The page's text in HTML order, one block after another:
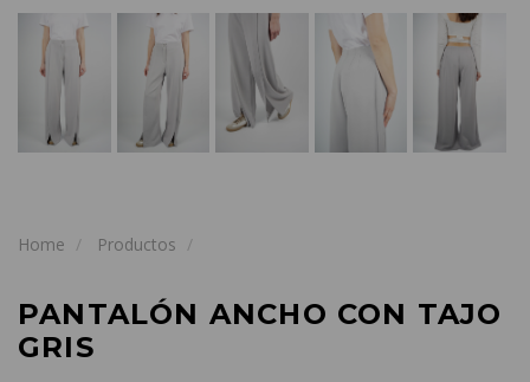
Home Productos
PANTALÓN ANCHO CON TAJO
GRIS